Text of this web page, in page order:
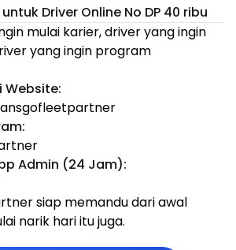
Driver Online No DP 40 ribu
mulai karier, driver yang ingin
yang ingin program
Website:
Admin (24 Jam):
siap memandu dari awal
narik hari itu juga.